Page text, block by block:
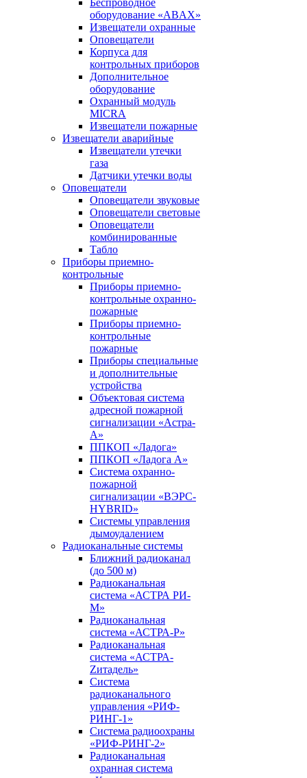
Беспроводное
оборудование «ABAX»
Извещатели охранные
Оповещатели
Корпуса для
контрольных приборов
Дополнительное
оборудование
Охранный модуль
MICRA
Извещатели пожарные
Извещатели аварийные
Извещатели утечки
газа
Датчики утечки воды
Оповещатели
Оповещатели звуковые
Оповещатели световые
Оповещатели
комбинированные
Табло
Приборы приемно-
контрольные
Приборы приемно-
контрольные охранно-
пожарные
Приборы приемно-
контрольные
пожарные
Приборы специальные
и дополнительные
устройства
Объектовая система
адресной пожарной
сигнализации «Астра-
А»
ППКОП «Ладога»
ППКОП «Ладога А»
Система охранно-
пожарной
сигнализации «ВЭРС-
HYBRID»
Системы управления
дымоудалением
Радиоканальные системы
Ближний радиоканал
(до 500 м)
Радиоканальная
система «АСТРА РИ-
М»
Радиоканальная
система «АСТРА-Р»
Радиоканальная
система «АСТРА-
Zитадель»
Система
радиоканального
управления «РИФ-
РИНГ-1»
Система радиоохраны
«РИФ-РИНГ-2»
Радиоканальная
охранная система